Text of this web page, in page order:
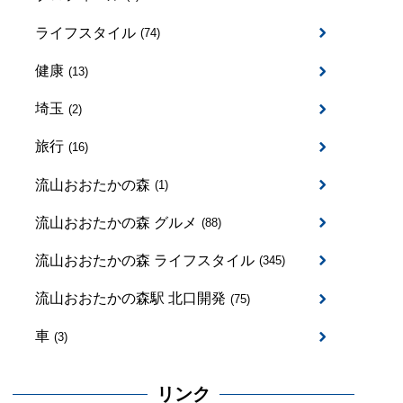
ライフスタイル (74)
健康 (13)
埼玉 (2)
旅行 (16)
流山おおたかの森 (1)
流山おおたかの森 グルメ (88)
流山おおたかの森 ライフスタイル (345)
流山おおたかの森駅 北口開発 (75)
車 (3)
リンク